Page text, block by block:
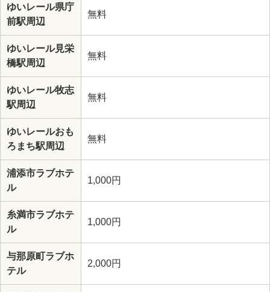
ゆいレール県庁
前駅周辺
無料
ゆいレール見栄
橋駅周辺
無料
ゆいレール牧志
駅周辺
無料
ゆいレールおも
ろまち駅周辺
無料
浦添市ラブホテ
ル
1,000円
糸満市ラブホテ
ル
1,000円
与那原町ラブホ
テル
2,000円